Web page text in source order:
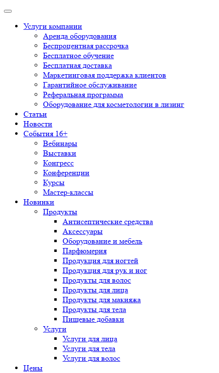
Услуги компании
Аренда оборудования
Беспроцентная рассрочка
Бесплатное обучение
Бесплатная доставка
Маркетинговая поддержка клиентов
Гарантийное обслуживание
Реферальная программа
Оборудование для косметологии в лизинг
Статьи
Новости
События 16+
Вебинары
Выставки
Конгресс
Конференции
Курсы
Мастер-классы
Новинки
Продукты
Антисептические средства
Аксессуары
Оборудование и мебель
Парфюмерия
Продукция для ногтей
Продукция для рук и ног
Продукты для волос
Продукты для лица
Продукты для макияжа
Продукты для тела
Пищевые добавки
Услуги
Услуги для лица
Услуги для тела
Услуги для волос
Цены